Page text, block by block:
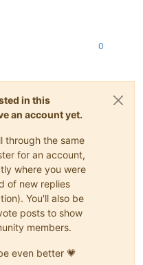
0
in this
an account yet.
through the same
for an account,
where you were
of new replies
You'll also be
posts to show
members.
even better 💗